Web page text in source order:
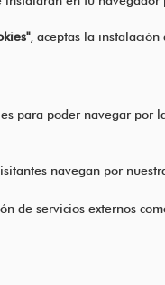
, aceptas la instalación
para poder navegar por
navegan por
de servicios externos